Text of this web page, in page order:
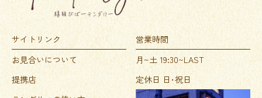
サイトリンク
お見合いについて
提携店
営業時間
月~土 19:30~LAST
定休日 日･祝日